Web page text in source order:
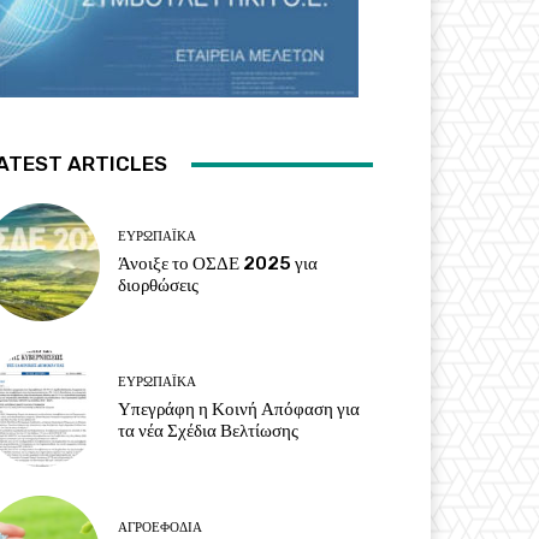
ARTICLES
ΕΥΡΩΠΑΪΚΆ
Άνοιξε το ΟΣΔΕ 2025 για
διορθώσεις
ΕΥΡΩΠΑΪΚΆ
Υπεγράφη η Κοινή Απόφαση για
τα νέα Σχέδια Βελτίωσης
ΑΓΡΟΕΦΌΔΙΑ